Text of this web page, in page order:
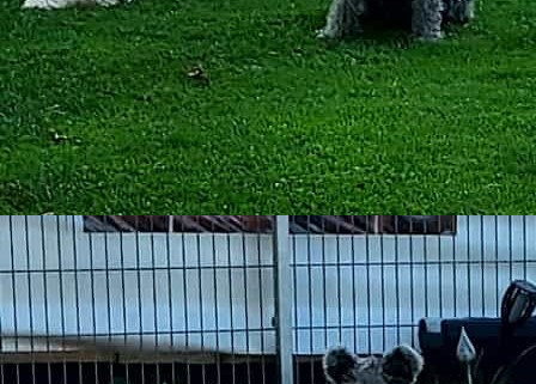
IMG-20200729-WA0007